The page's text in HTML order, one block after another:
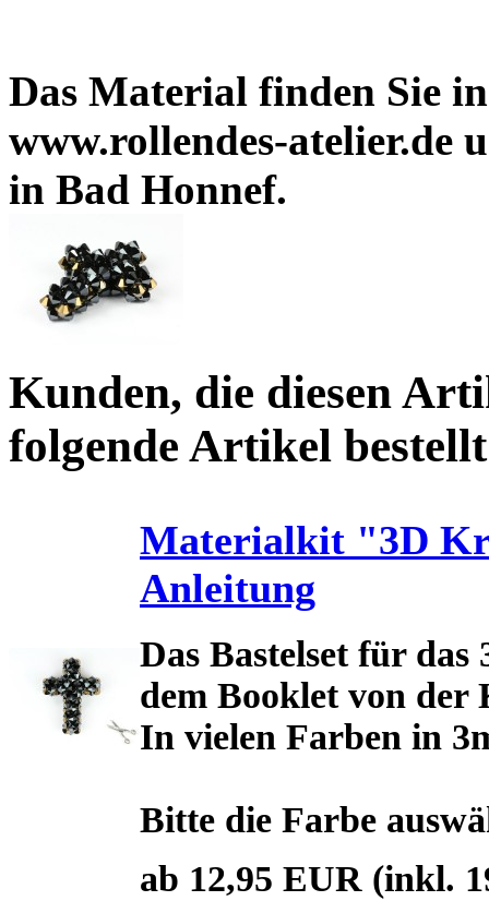
Das Material finden Sie
www.rollendes-atelier.de
in Bad Honnef.
Kunden, die diesen
folgende Artikel
Materialkit "3D
Anleitung
Das Bastelset für
dem Booklet von der
In vielen Farben in
Bitte die Farbe
ab 12,95 EUR (inkl.